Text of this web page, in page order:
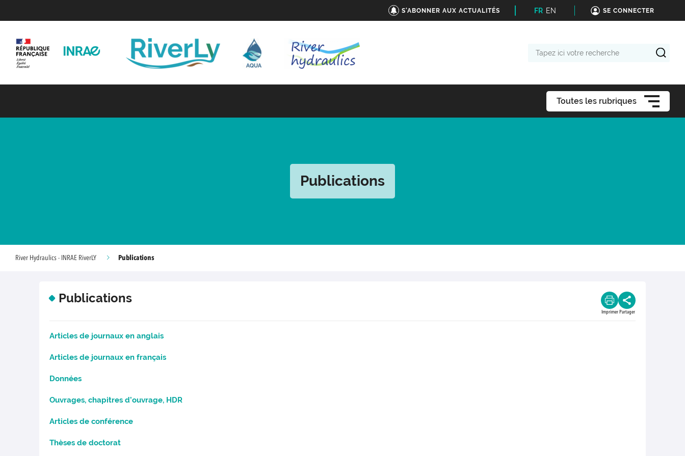
S'ABONNER AUX ACTUALITÉS FR EN SE CONNECTER
Toutes les rubriques
Publications
River Hydraulics - INRAE RiverLY Publications
Publications
Imprimer Partager
Articles de journaux en anglais
Articles de journaux en français
Données
Ouvrages, chapitres d’ouvrage, HDR
Articles de conférence
Thèses de doctorat